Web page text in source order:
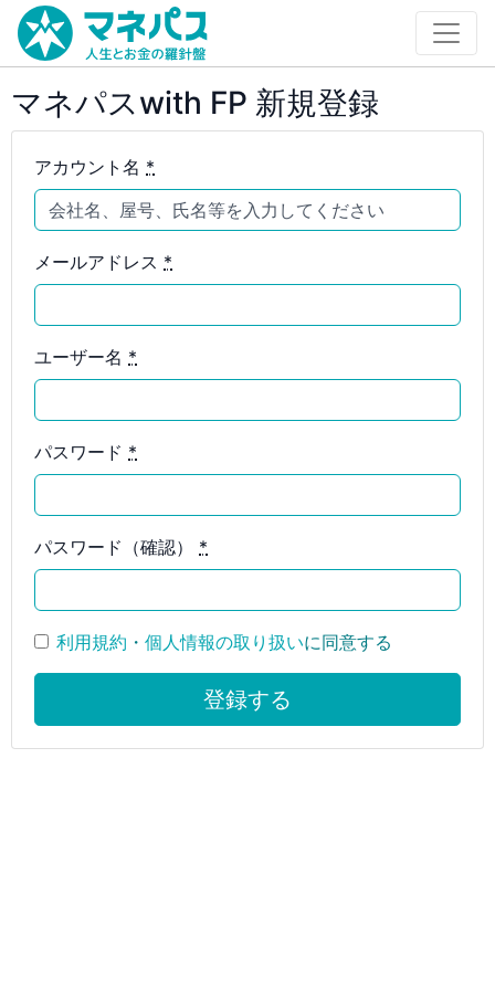
マネパスwith FP 新規登録
アカウント名 *
メールアドレス *
ユーザー名 *
パスワード *
パスワード（確認） *
利用規約 ・ 個人情報の取り扱いに同意する
登録する